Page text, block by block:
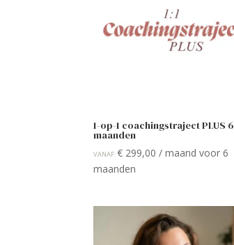
1-op-1 coachingstraject PLUS 6
maanden
VANAF:€ 299,00 / maand voor 6
maanden